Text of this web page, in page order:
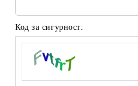
Код за сигурност: